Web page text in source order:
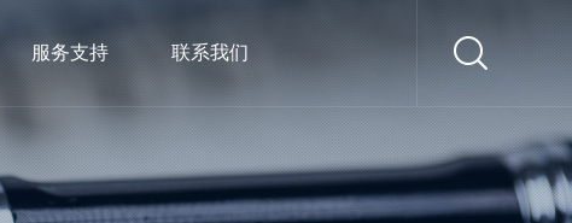
服务支持 联系我们